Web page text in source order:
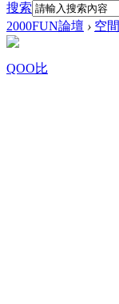
搜索
2000FUN論壇 › 空間
QOO比